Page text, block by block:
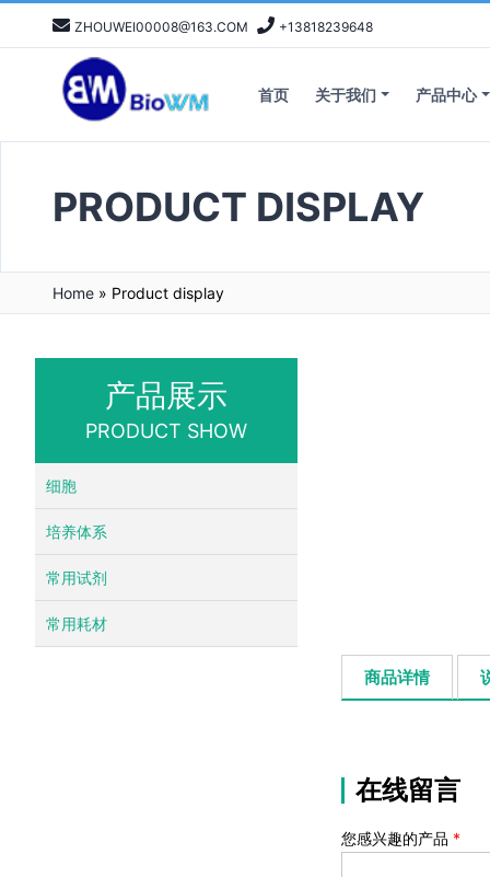
ZHOUWEI00008@163.COM +13818239648
首页 关于我们 产品中心
PRODUCT DISPLAY
Home » Product display
产品展示
PRODUCT SHOW
细胞
培养体系
常用试剂
常用耗材
商品详情
在线留言
您感兴趣的产品 *